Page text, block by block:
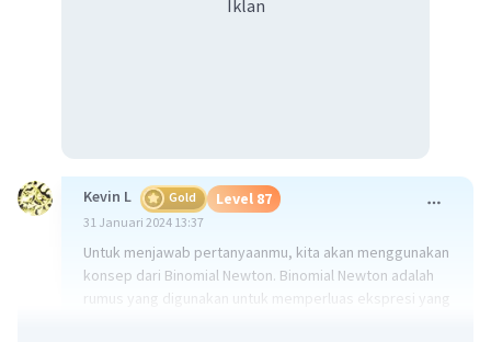
Iklan
Kevin L Gold Level 87
31 Januari 2024 13:37
Untuk menjawab pertanyaanmu, kita akan menggunakan
konsep dari Binomial Newton. Binomial Newton adalah
rumus yang digunakan untuk memperluas ekspresi yang